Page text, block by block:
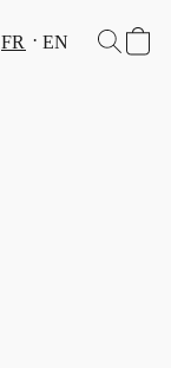
FR EN